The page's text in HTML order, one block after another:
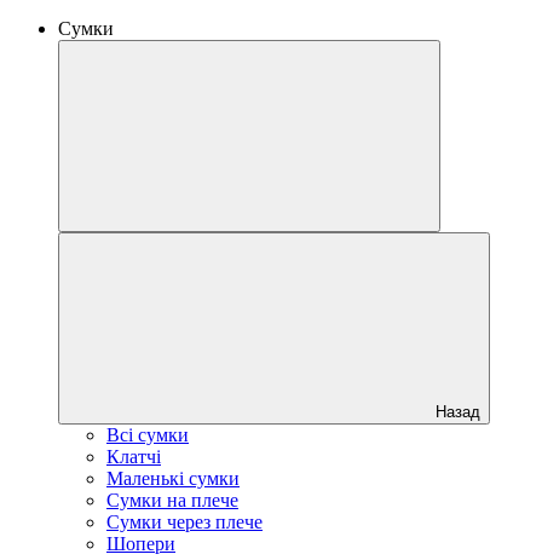
Сумки
Назад
Всі сумки
Клатчі
Маленькі сумки
Сумки на плече
Сумки через плече
Шопери